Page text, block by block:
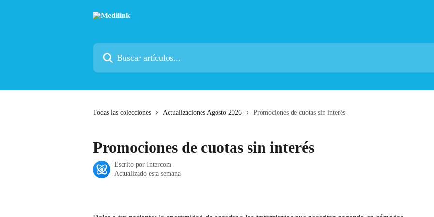
Buscar artículos...
Todas las colecciones Actualizaciones Agosto 2026 Promociones de cuotas sin interés
Promociones de cuotas sin interés
Escrito por Intercom
Actualizado esta semana